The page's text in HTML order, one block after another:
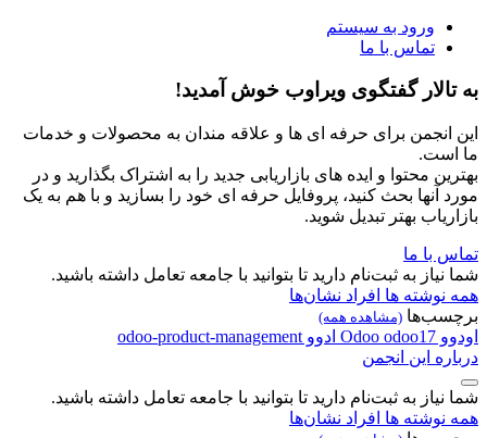
ورود به سیستم
تماس با ما
به تالار گفتگوی ویراوب خوش آمدید!
این انجمن برای حرفه ای ها و علاقه مندان به محصولات و خدمات
ما است.
بهترین محتوا و ایده های بازاریابی جدید را به اشتراک بگذارید و در
مورد آنها بحث کنید، پروفایل حرفه ای خود را بسازید و با هم به یک
بازاریاب بهتر تبدیل شوید.
تماس با ما
شما نیاز به ثبت‌نام دارید تا بتوانید با جامعه تعامل داشته باشید.
همه نوشته ها افراد نشان‌ها
برچسب‌ها (مشاهده همه)
اودوو Odoo odoo17 ادوو odoo-product-management
درباره این انجمن
شما نیاز به ثبت‌نام دارید تا بتوانید با جامعه تعامل داشته باشید.
همه نوشته ها افراد نشان‌ها